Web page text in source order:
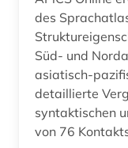
europa (2)
Tuerkei (1)
USA (17)
des
Süd- und
asiatisch-
detaillierte
syntaktischen
von 76